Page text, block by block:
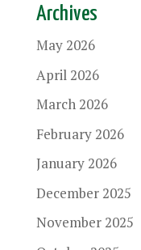
Archives
May 2026
April 2026
March 2026
February 2026
January 2026
December 2025
November 2025